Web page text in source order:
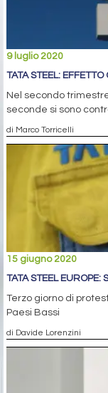
9 luglio 2020
TATA STEEL:
Nel secondo
seconde si sono
di Marco Torricelli
15 giugno 2020
TATA STEEL EUROPE:
Terzo giorno di
Paesi Bassi
di Davide Lorenzini